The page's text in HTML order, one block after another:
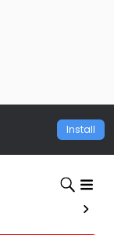
Install